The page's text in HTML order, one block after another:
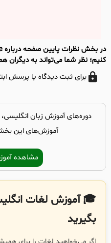
کنیم؛ نظر شما می‌تواند به دیگران
برای ثبت دیدگاه یا پرسش
دوره‌های آموزش زبان
آموزش‌های این
مشاهده
🎓 آموزش لغات
بگیرید